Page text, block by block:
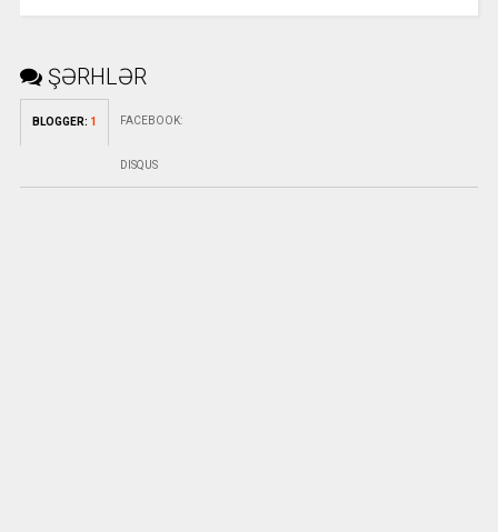
ŞƏRHLƏR
BLOGGER: 1 FACEBOOK:
DISQUS